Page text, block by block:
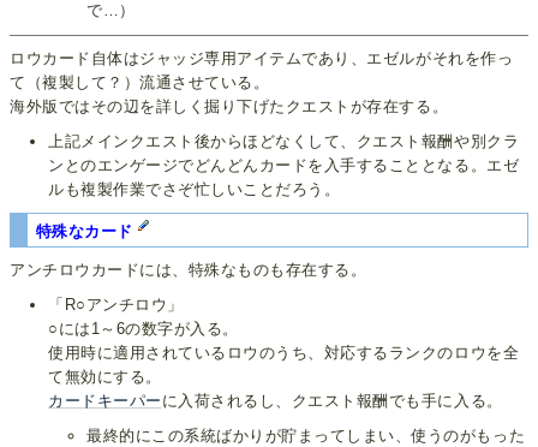
で…）
ロウカード自体はジャッジ専用アイテムであり、エゼルがそれを作っ
て（複製して？）流通させている。
海外版ではその辺を詳しく掘り下げたクエストが存在する。
上記メインクエスト後からほどなくして、クエスト報酬や別クラ
ンとのエンゲージでどんどんカードを入手することとなる。エゼ
ルも複製作業でさぞ忙しいことだろう。
特殊なカード
アンチロウカードには、特殊なものも存在する。
「R○アンチロウ」
○には1～6の数字が入る。
使用時に適用されているロウのうち、対応するランクのロウを全
て無効にする。
カードキーパー に入荷されるし、クエスト報酬でも手に入る。
最終的にこの系統ばかりが貯まってしまい、使うのがもった